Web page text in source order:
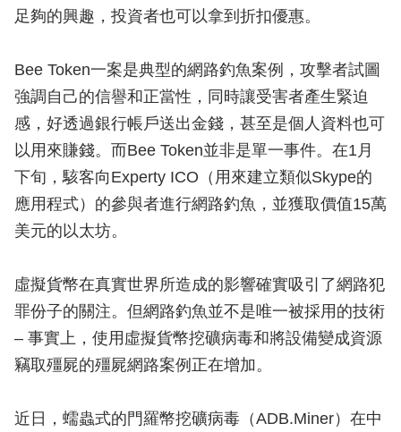
足夠的興趣，投資者也可以拿到折扣優惠。
Bee Token一案是典型的網路釣魚案例，攻擊者試圖
強調自己的信譽和正當性，同時讓受害者產生緊迫
感，好透過銀行帳戶送出金錢，甚至是個人資料也可
以用來賺錢。而Bee Token並非是單一事件。在1月
下旬，駭客向Experty ICO（用來建立類似Skype的
應用程式）的參與者進行網路釣魚，並獲取價值15萬
美元的以太坊。
虛擬貨幣在真實世界所造成的影響確實吸引了網路犯
罪份子的關注。但網路釣魚並不是唯一被採用的技術
– 事實上，使用虛擬貨幣挖礦病毒和將設備變成資源
竊取殭屍的殭屍網路案例正在增加。
近日，蠕蟲式的門羅幣挖礦病毒（ADB.Miner）在中